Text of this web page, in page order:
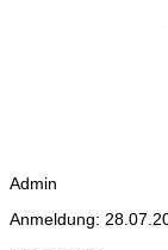
Admin
Anmeldung: